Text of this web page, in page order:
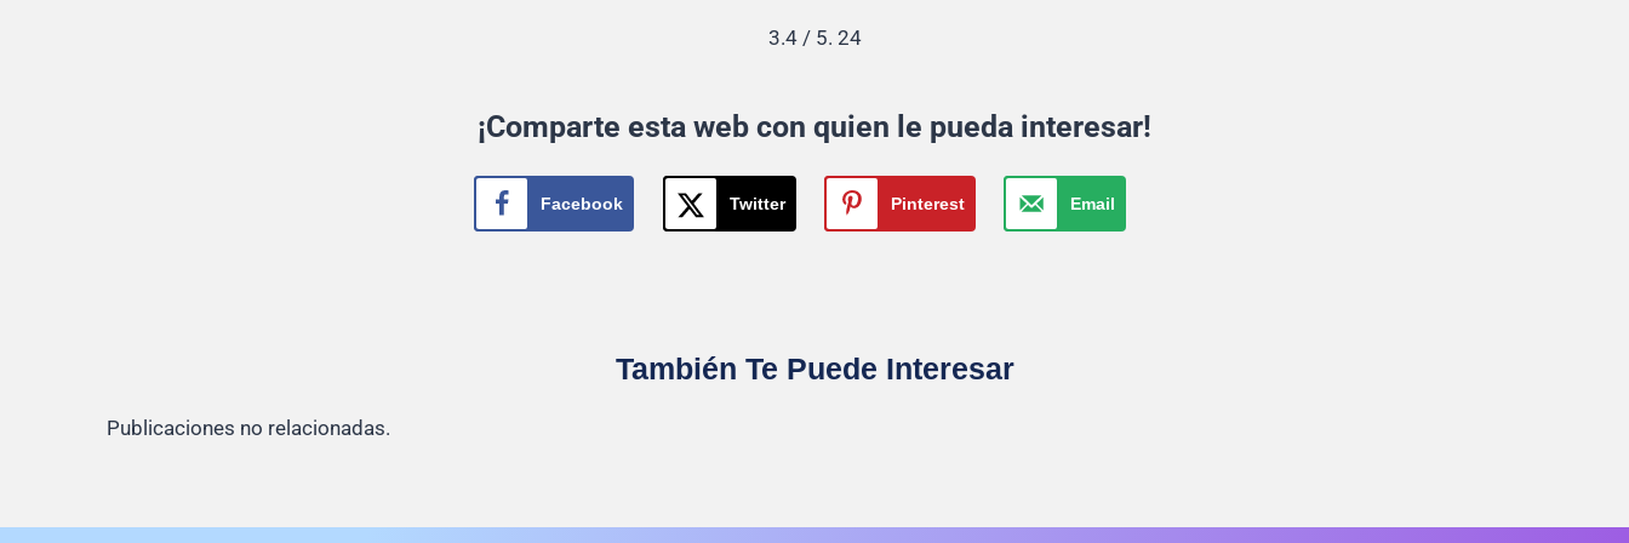
3.4/ 5. 24
¡Comparte esta web con quien le pueda interesar!
Facebook Twitter Pinterest Email
También Te Puede Interesar
Publicaciones no relacionadas.